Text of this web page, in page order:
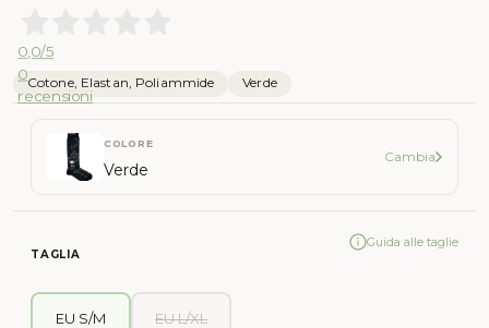
0,0/5
0
recensioni
Cotone, Elastan, Poliammide Verde
COLORE
Verde
Cambia
TAGLIA
Guida alle taglie
EU S/M EU L/XL